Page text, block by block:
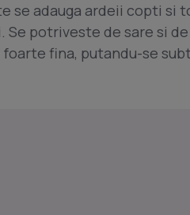
se adauga ardeii copti si
Se potriveste de sare si
fina, putandu-se